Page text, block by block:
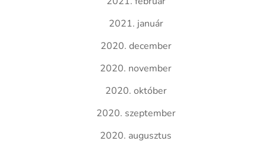
2021. január
2020. december
2020. november
2020. október
2020. szeptember
2020. augusztus